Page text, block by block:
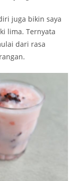
juga bikin saya
lima. Ternyata
dari rasa